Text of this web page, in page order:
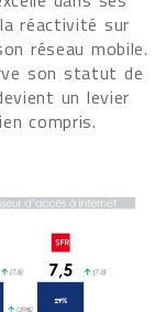
réactivité sur
réseau mobile.
son statut de
un levier
compris.